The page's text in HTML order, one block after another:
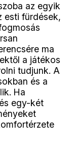
az egyik
esti fürdések,
ma
a játékos
tudjunk. A
és a
Ha
egy-két